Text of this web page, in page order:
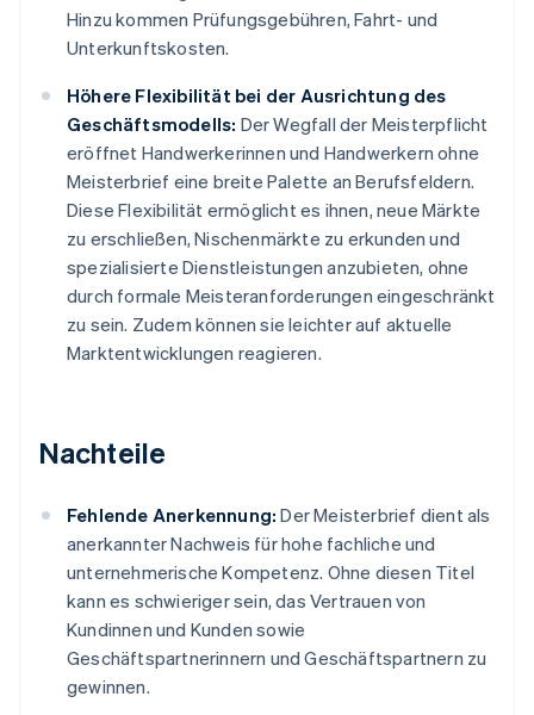
Hinzu kommen Prüfungsgebühren, Fahrt- und
Unterkunftskosten.
Höhere Flexibilität bei der Ausrichtung des
Geschäftsmodells: Der Wegfall der Meisterpflicht
eröffnet Handwerkerinnen und Handwerkern ohne
Meisterbrief eine breite Palette an Berufsfeldern.
Diese Flexibilität ermöglicht es ihnen, neue Märkte
zu erschließen, Nischenmärkte zu erkunden und
spezialisierte Dienstleistungen anzubieten, ohne
durch formale Meisteranforderungen eingeschränkt
zu sein. Zudem können sie leichter auf aktuelle
Marktentwicklungen reagieren.
Nachteile
Fehlende Anerkennung: Der Meisterbrief dient als
anerkannter Nachweis für hohe fachliche und
unternehmerische Kompetenz. Ohne diesen Titel
kann es schwieriger sein, das Vertrauen von
Kundinnen und Kunden sowie
Geschäftspartnerinnern und Geschäftspartnern zu
gewinnen.